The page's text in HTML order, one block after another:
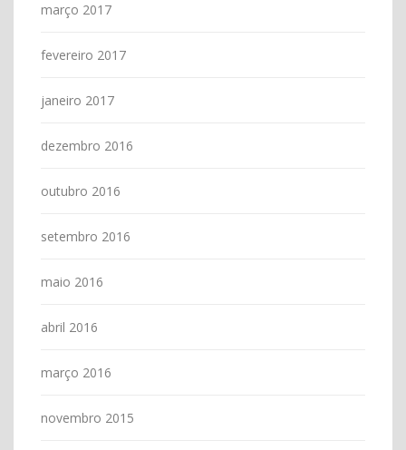
março 2017
fevereiro 2017
janeiro 2017
dezembro 2016
outubro 2016
setembro 2016
maio 2016
abril 2016
março 2016
novembro 2015